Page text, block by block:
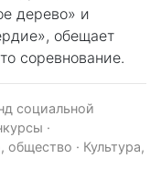
дерево» и
обещает
соревнование.
социальной
·
общество · Культура,